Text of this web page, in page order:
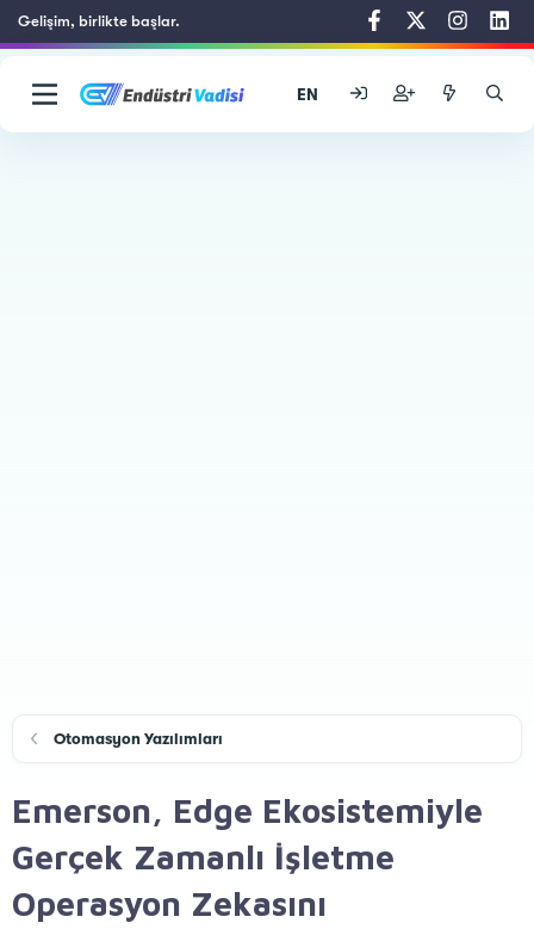
Gelişim, birlikte başlar.
EN
Otomasyon Yazılımları
Emerson, Edge Ekosistemiyle
Gerçek Zamanlı İşletme
Operasyon Zekasını